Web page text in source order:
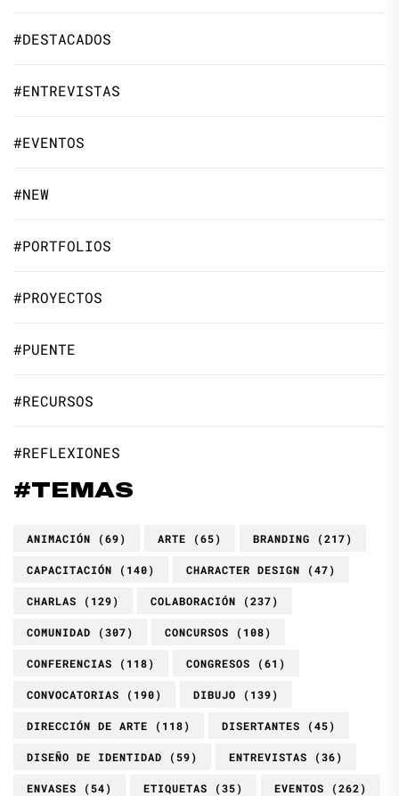
#DESTACADOS
#ENTREVISTAS
#EVENTOS
#NEW
#PORTFOLIOS
#PROYECTOS
#PUENTE
#RECURSOS
#REFLEXIONES
#TEMAS
ANIMACIÓN (69) ARTE (65) BRANDING (217)
CAPACITACIÓN (140) CHARACTER DESIGN (47)
CHARLAS (129) COLABORACIÓN (237)
COMUNIDAD (307) CONCURSOS (108)
CONFERENCIAS (118) CONGRESOS (61)
CONVOCATORIAS (190) DIBUJO (139)
DIRECCIÓN DE ARTE (118) DISERTANTES (45)
DISEÑO DE IDENTIDAD (59) ENTREVISTAS (36)
ENVASES (54) ETIQUETAS (35) EVENTOS (262)